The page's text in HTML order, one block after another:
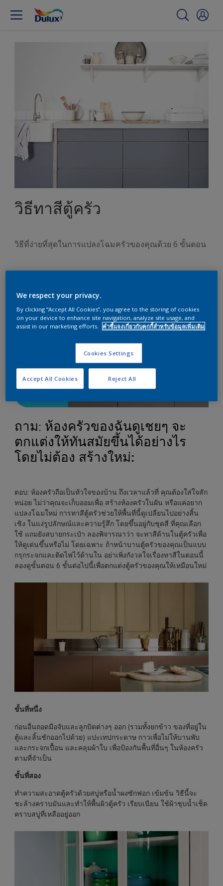
วิธีทาสีตู้ครัว
วิธีที่ง่ายที่สุดในการแปลงโฉมครัวของคุณด้วย 6 ขั้นตอน
ถาม: ห้องครัวของฉันดูเชยๆ จะ
ตกแต่งให้ทันสมัยขึ้นได้อย่างไร
โดยไม่ต้อง สร้างใหม่:
ตอบ: ห้องครัวถือเป็นหัวใจของบ้าน ถึงเวลาแล้วที่ คุณต้องใส่ใจสัก
หน่อย ไม่ว่าคุณจะเก็บออมเพื่อ สร้างห้องครัวในฝัน หรือแค่อยาก
แปลงโฉมใหม่ การทาสีตู้ครัวช่วยให้พื้นที่นี้ดูเปลี่ยนไปอย่างสิ้น
เชิง ในแง่รูปลักษณ์และความรู้สึก โดยขึ้นอยู่กับชุดสี ที่คุณเลือก
ใช้ แถมยังสบายกระเป๋า ลองพิจารณาว่า จะทาสีด้านในตู้ครัวเพื่อ
ให้ดูเด่นขึ้นหรือไม่ โดยเฉพาะ ถ้าหน้าบานตู้ครัวของคุณเป็นแบบ
กรุกระจกและติดไฟไว้ด้านใน อย่าเพิ่งกังวลใจเรื่องทาสีในตอนนี้
ลองดูขั้นตอน 6 ขั้นต่อไปนี้เพื่อตกแต่งตู้ครัวของคุณให้เหมือนใหม่
ขั้นที่หนึ่ง
ก่อนอื่นถอดมือจับและลูกบิดต่างๆ ออก (รวมทั้งยกข้าว ของที่อยู่ใน
ตู้และลิ้นชักออกไปด้วย) แปะเทปกระดาษ กาวเพื่อไม่ให้บานพับ
และกระจกเปื้อน และคลุมผ้าใบ เพื่อป้องกันพื้นที่อื่นๆ ในห้องครัว
ตามที่จำเป็น
ขั้นที่สอง
ทำความสะอาดตู้ครัวด้วยสบู่หรือน้ำผงซักฟอก เข้มข้น วิธีนี้จะ
ชะล้างคราบมันและทำให้พื้นผิวตู้ครัว เรียบเนียน ใช้ผ้าชุบน้ำเช็ด
คราบสบู่ที่เหลืออยู่ออก
We respect your privacy.
By clicking “Accept All Cookies”, you agree to the storing of cookies
on your device to enhance site navigation, analyze site usage, and
assist in our marketing efforts.
คำชี้แจงเกี่ยวกับคุกกี้สำหรับข้อมูลเพิ่มเติม
Cookies Settings
Reject All
Accept All Cookies